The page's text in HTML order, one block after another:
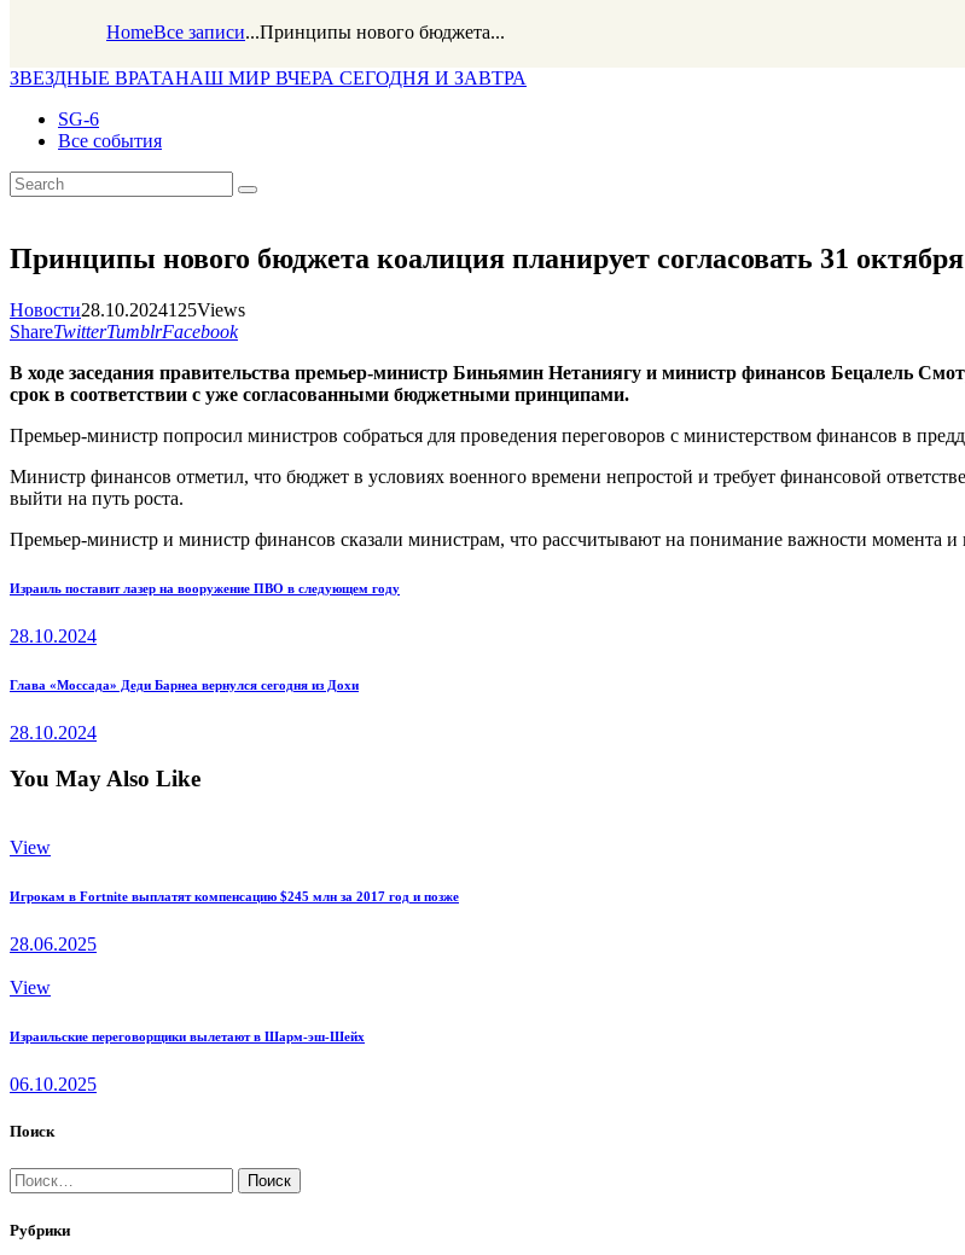
HomeВсе записи...Принципы нового бюджета...
ЗВЕЗДНЫЕ ВРАТАНАШ МИР ВЧЕРА СЕГОДНЯ И ЗАВТРА
SG-6
Все события
Принципы нового бюджета коалиция планирует согласовать 31 октября
Новости28.10.2024125Views
ShareTwitterTumblrFacebook
В ходе заседания правительства премьер-министр Биньямин Нетаниягу и министр финансов Бецалель
срок в соответствии с уже согласованными бюджетными принципами.
Премьер-министр попросил министров собраться для проведения переговоров с министерством финансов в
Министр финансов отметил, что бюджет в условиях военного времени непростой и требует финансовой
выйти на путь роста.
Премьер-министр и министр финансов сказали министрам, что рассчитывают на понимание важности момента и
Навигация
по
Previous
Израиль поставит лазер на вооружение ПВО в следующем году
28.10.2024
Next
Глава «Моссада» Деди Барнеа вернулся сегодня из Дохи
28.10.2024
You May Also Like
View
Игрокам в Fortnite выплатят компенсацию $245 млн за 2017 год и позже
28.06.2025
View
Израильские переговорщики вылетают в Шарм-эш-Шейх
06.10.2025
Поиск
Найти:
Рубрики